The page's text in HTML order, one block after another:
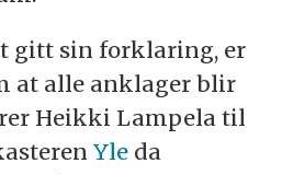
gitt sin forklaring, er
at alle anklager blir
Heikki Lampela til
Yleda